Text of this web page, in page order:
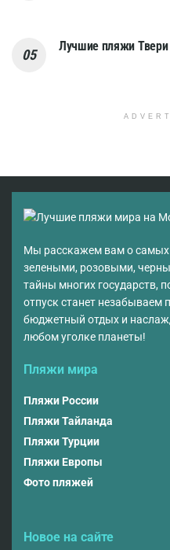
Лучшие пляжи Твери
Мы расскажем вам о самых
зелеными, розовыми,
тайны многих государств,
отпуск станет
бюджетный отдых и
любом уголке планеты!
Пляжи мира
Пляжи России
Пляжи Тайланда
Пляжи Турции
Пляжи Европы
Фото пляжей
Новое на сайте